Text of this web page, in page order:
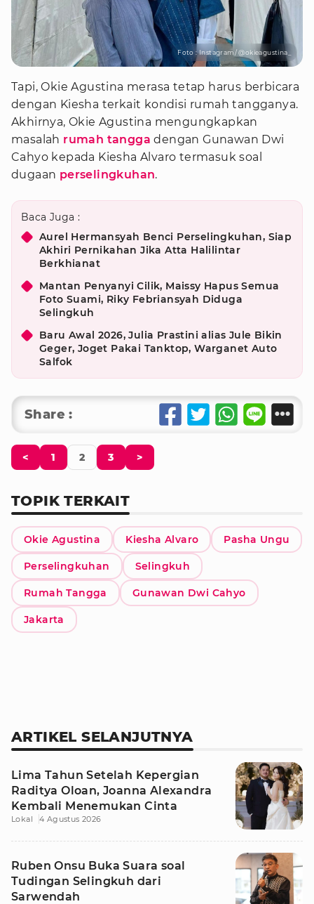
Foto : Instagram/ @okieagustina_
Tapi, Okie Agustina merasa tetap harus berbicara
dengan Kiesha terkait kondisi rumah tangganya.
Akhirnya, Okie Agustina mengungkapkan
masalah rumah tangga dengan Gunawan Dwi
Cahyo kepada Kiesha Alvaro termasuk soal
dugaan perselingkuhan.
Baca Juga :
Aurel Hermansyah Benci Perselingkuhan, Siap
Akhiri Pernikahan Jika Atta Halilintar
Berkhianat
Mantan Penyanyi Cilik, Maissy Hapus Semua
Foto Suami, Riky Febriansyah Diduga
Selingkuh
Baru Awal 2026, Julia Prastini alias Jule Bikin
Geger, Joget Pakai Tanktop, Warganet Auto
Salfok
Share :
< 1 2 3 >
TOPIK TERKAIT
Okie Agustina Kiesha Alvaro Pasha Ungu
Perselingkuhan Selingkuh
Rumah Tangga Gunawan Dwi Cahyo
Jakarta
ARTIKEL SELANJUTNYA
Lima Tahun Setelah Kepergian
Raditya Oloan, Joanna Alexandra
Kembali Menemukan Cinta
Lokal 4 Agustus 2026
Ruben Onsu Buka Suara soal
Tudingan Selingkuh dari
Sarwendah